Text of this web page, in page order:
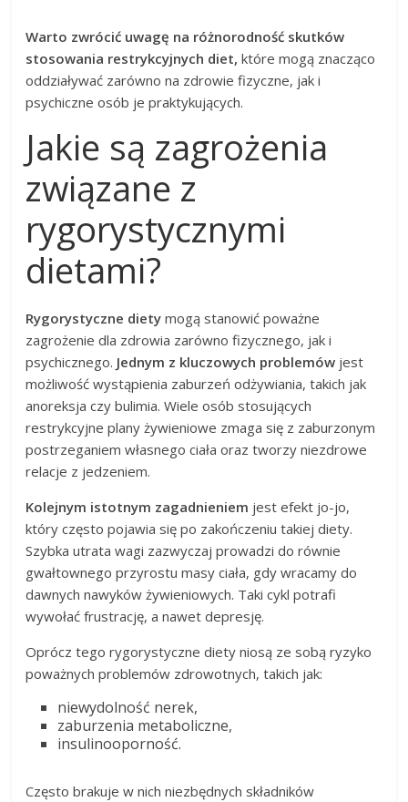
Warto zwrócić uwagę na różnorodność skutków
stosowania restrykcyjnych diet, które mogą znacząco
oddziaływać zarówno na zdrowie fizyczne, jak i
psychiczne osób je praktykujących.
Jakie są zagrożenia
związane z
rygorystycznymi
dietami?
Rygorystyczne diety mogą stanowić poważne
zagrożenie dla zdrowia zarówno fizycznego, jak i
psychicznego. Jednym z kluczowych problemów jest
możliwość wystąpienia zaburzeń odżywiania, takich jak
anoreksja czy bulimia. Wiele osób stosujących
restrykcyjne plany żywieniowe zmaga się z zaburzonym
postrzeganiem własnego ciała oraz tworzy niezdrowe
relacje z jedzeniem.
Kolejnym istotnym zagadnieniem jest efekt jo-jo,
który często pojawia się po zakończeniu takiej diety.
Szybka utrata wagi zazwyczaj prowadzi do równie
gwałtownego przyrostu masy ciała, gdy wracamy do
dawnych nawyków żywieniowych. Taki cykl potrafi
wywołać frustrację, a nawet depresję.
Oprócz tego rygorystyczne diety niosą ze sobą ryzyko
poważnych problemów zdrowotnych, takich jak:
niewydolność nerek,
zaburzenia metaboliczne,
insulinooporność.
Często brakuje w nich niezbędnych składników